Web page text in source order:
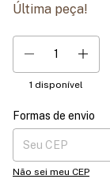
Última peça!
1 disponível
Entregas para o CEP:
Formas de envio
Não sei meu CEP